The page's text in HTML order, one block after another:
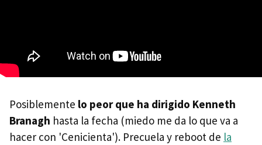
Posiblemente lo peor que ha dirigido Kenneth
Branagh hasta la fecha (miedo me da lo que va a
hacer con 'Cenicienta'). Precuela y reboot de la